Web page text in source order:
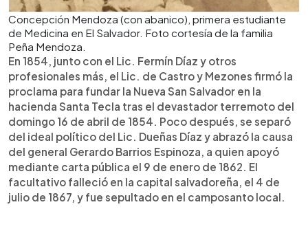
Concepción Mendoza (con abanico), primera estudiante
de Medicina en El Salvador. Foto cortesía de la familia
Peña Mendoza.
En 1854, junto con el Lic. Fermín Díaz y otros
profesionales más, el Lic. de Castro y Mezones firmó la
proclama para fundar la Nueva San Salvador en la
hacienda Santa Tecla tras el devastador terremoto del
domingo 16 de abril de 1854. Poco después, se separó
del ideal político del Lic. Dueñas Díaz y abrazó la causa
del general Gerardo Barrios Espinoza, a quien apoyó
mediante carta pública el 9 de enero de 1862. El
facultativo falleció en la capital salvadoreña, el 4 de
julio de 1867, y fue sepultado en el camposanto local.